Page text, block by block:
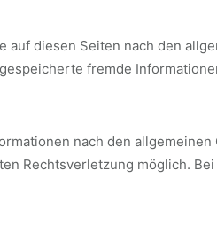
diesen Seiten nach den
fremde
nach den
Rechtsverletzung möglich.